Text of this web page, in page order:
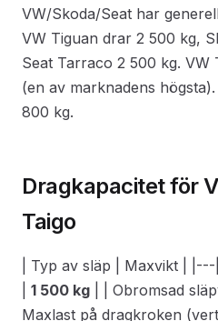
VW/Skoda/Seat har
VW Tiguan drar 2 500 kg,
Seat Tarraco 2 500 kg. VW
(en av marknadens
800 kg.
Dragkapacitet för
Taigo
| Typ av släp | Maxvikt |
1 500 kg | | Obromsad
Maxlast på dragkroken